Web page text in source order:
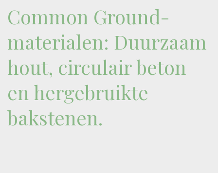
Common Ground-
materialen: Duurzaam
hout, circulair beton
en hergebruikte
bakstenen.